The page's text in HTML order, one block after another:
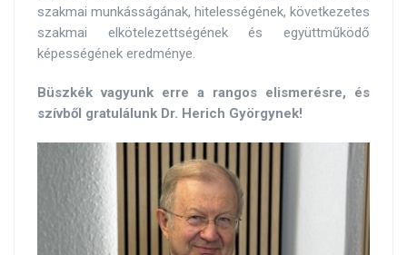
szakmai munkásságának, hitelességének, következetes
szakmai elkötelezettségének és együttműködő
képességének eredménye.
Büszkék vagyunk erre a rangos elismerésre, és
szívből gratulálunk Dr. Herich Györgynek!